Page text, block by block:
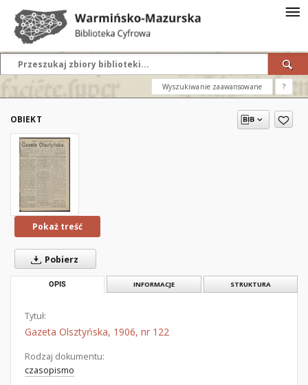
Wyszukiwanie zaawansowane ?
OBIEKT
Pokaż treść
Pobierz
OPIS INFORMACJE STRUKTURA
Tytuł:
Gazeta Olsztyńska, 1906, nr 122
Rodzaj dokumentu:
czasopismo